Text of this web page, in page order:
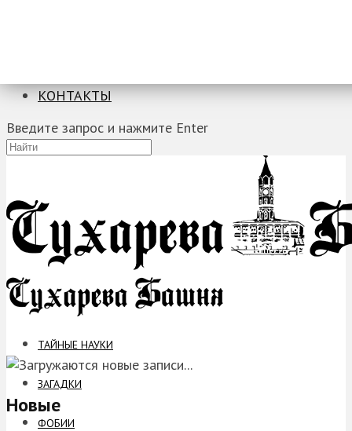
КОНТАКТЫ
Введите запрос и нажмите Enter
ТАЙНЫЕ НАУКИ
ЗАГАДКИ
ФОБИИ
Новые